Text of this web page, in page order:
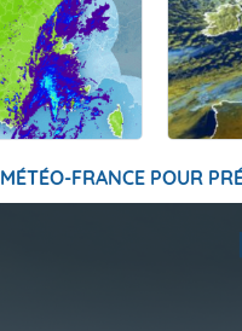
FRANCE POUR